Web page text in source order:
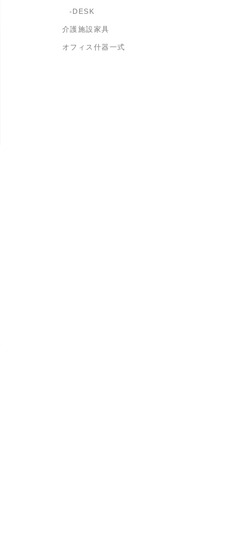
DESK
介護施設家具
オフィス什器一式